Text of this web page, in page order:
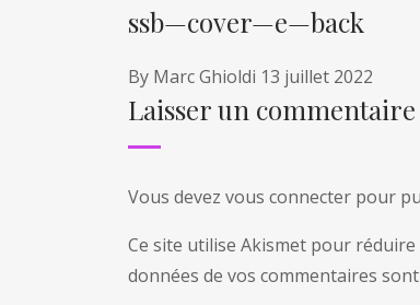
ssb—cover—e—back
By Marc Ghioldi 13 juillet 2022
Laisser un commentaire
Vous devez vous connecter pour
Ce site utilise Akismet pour réduire
données de vos commentaires